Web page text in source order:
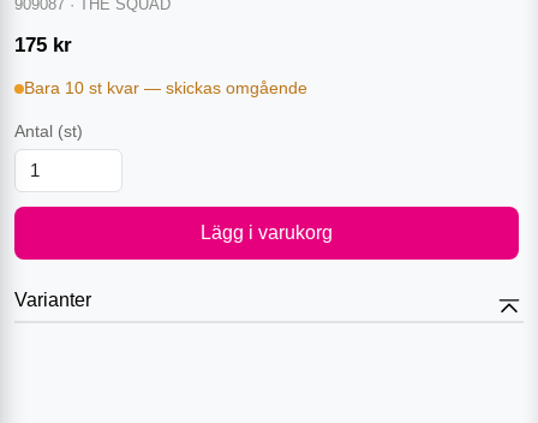
909087 · THE SQUAD
175 kr
Bara 10 st kvar — skickas omgående
Antal (st)
Lägg i varukorg
Varianter